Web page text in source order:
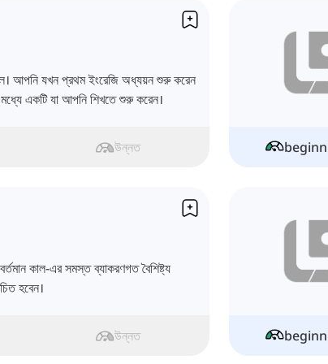
আপনি যখন প্রথম ইংরেজি অধ্যয়ন শুরু করেন
একটি যা আপনি শিখতে শুরু করেন।
উন্নত
কাল-এর সমস্ত ব্যাকরণগত বৈশিষ্ট্য
হবেন।
উন্নত